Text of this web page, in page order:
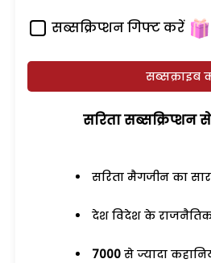
सब्सक्रिप्शन गिफ्ट करें
सब्सक्राइब
सरिता सब्सक्रिप्शन
सरिता मैगजीन का
देश विदेश के राजनैतिक
7000 से ज्यादा